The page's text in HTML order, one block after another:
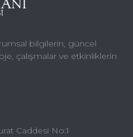
bilgilerin, güncel
çalışmalar ve etkinliklerin
Caddesi No:1